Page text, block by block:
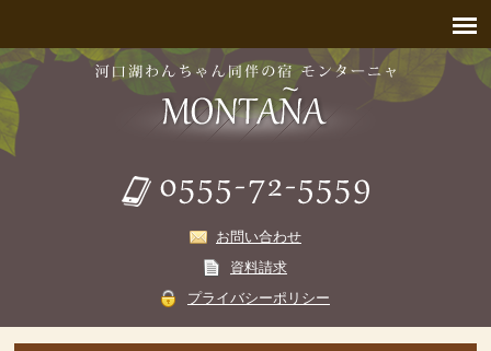
お問い合わせ
資料請求
プライバシーポリシー